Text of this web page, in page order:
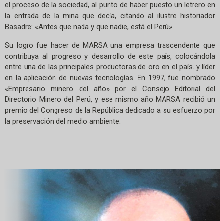
el proceso de la sociedad, al punto de haber puesto un letrero en
la entrada de la mina que decía, citando al ilustre historiador
Basadre: «Antes que nada y que nadie, está el Perú».
Su logro fue hacer de MARSA una empresa trascendente que
contribuya al progreso y desarrollo de este país, colocándola
entre una de las principales productoras de oro en el país, y líder
en la aplicación de nuevas tecnologías. En 1997, fue nombrado
«Empresario minero del año» por el Consejo Editorial del
Directorio Minero del Perú, y ese mismo año MARSA recibió un
premio del Congreso de la República dedicado a su esfuerzo por
la preservación del medio ambiente.